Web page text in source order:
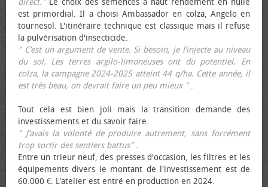
direct."Le choix des semences à haut rendement en huile
est primordial. Il a choisi Ambassador en colza, Angelo en
tournesol. L'itinéraire technique est classique mais il refuse
la pulvérisation d'insecticide.
" C’est un argument de vente. Si besoin, je l’injecte au niveau
du sol. Les terres argilo-limoneuses ont du potentiel. En
colza, la campagne 2024-2025 atteint 44 q/ha. Cette année, il
est très beau, on devrait faire un peu mieux ".
Tout cela est bien joli mais la transition demande des
investissements et du savoir faire.
" J’avais la volonté de produire autrement, sans forcément
trop sortir des sentiers battus".
Entre un trieur neuf, des presses d'occasion, les filtres et les
équipements divers le montant de l'investissement est de
60.000 €. L'atelier est entré en production en 2024.